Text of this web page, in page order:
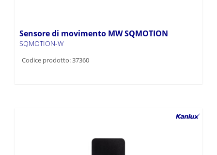
Sensore di movimento MW SQMOTION
SQMOTION-W
Codice prodotto: 37360